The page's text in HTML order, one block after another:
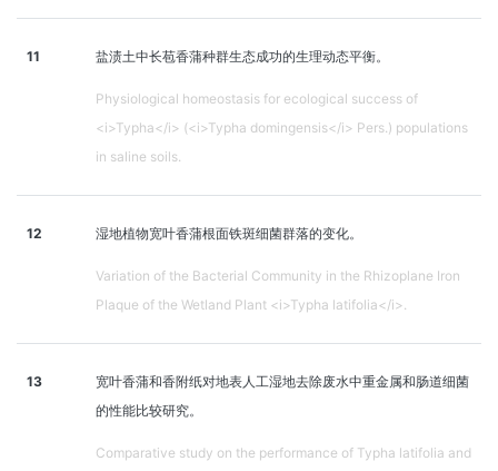
11 盐渍土中长苞香蒲种群生态成功的生理动态平衡。
Physiological homeostasis for ecological success of
<i>Typha</i> (<i>Typha domingensis</i> Pers.) populations
in saline soils.
12 湿地植物宽叶香蒲根面铁斑细菌群落的变化。
Variation of the Bacterial Community in the Rhizoplane Iron
Plaque of the Wetland Plant <i>Typha latifolia</i>.
13
宽叶香蒲和香附纸对地表人工湿地去除废水中重金属和肠道细菌
的性能比较研究。
Comparative study on the performance of Typha latifolia and